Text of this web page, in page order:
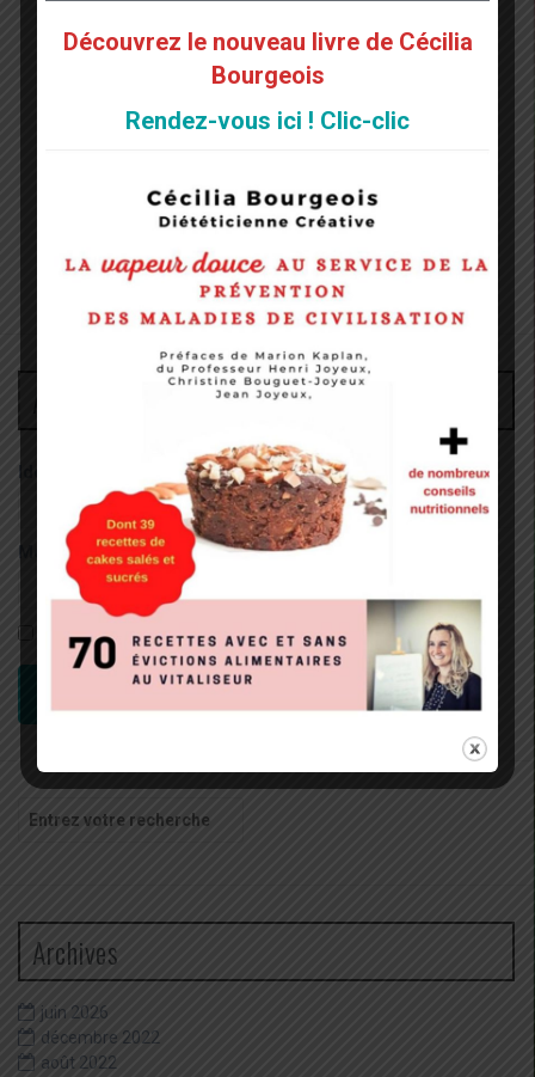
Administrateur
Mot de passe:
Rester connecté
Recherche
pour
Archives
juin 2026
décembre 2022
août 2022
Découvrez le nouveau livre de Cécilia
Bourgeois
Rendez-vous ici ! Clic-clic